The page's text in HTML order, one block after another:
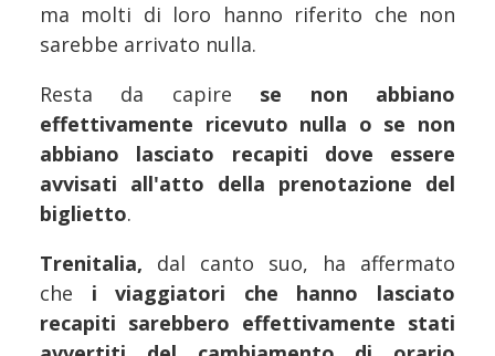
ma molti di loro hanno riferito che non
sarebbe arrivato nulla.
Resta da capire se non abbiano
effettivamente ricevuto nulla o se non
abbiano lasciato recapiti dove essere
avvisati all'atto della prenotazione del
biglietto.
Trenitalia, dal canto suo, ha affermato
che i viaggiatori che hanno lasciato
recapiti sarebbero effettivamente stati